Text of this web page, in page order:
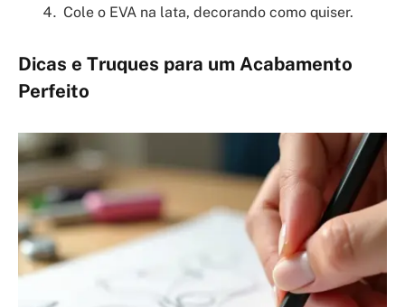
Cole o EVA na lata, decorando como quiser.
Dicas e Truques para um Acabamento
Perfeito